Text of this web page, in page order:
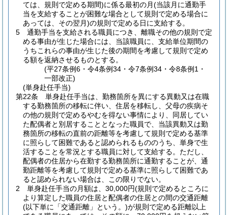
ては、規則で定める期間)に係る最初の月(当該月に通勤手
当を支給することが困難な場合として規則で定める場合に
あっては、その翌月)の規則で定める日に支給する。
5
通勤手当を支給される職員につき、離職その他の規則で定
める事由が生じた場合には、当該職員に、支給単位期間の
うちこれらの事由が生じた後の期間を考慮して規則で定め
る額を返納させるものとする。
(平27条例6・令4条例34・令7条例34・令8条例1・
一部改正)
(単身赴任手当)
第22条
単身赴任手当は、勤務箇所を異にする異動又は在職
する勤務箇所の移転に伴い、住居を移転し、父母の疾病そ
の他の規則で定めるやむを得ない事情により、同居してい
た配偶者と別居することとなった職員で、当該異動又は勤
務箇所の移転の直前の距離等を考慮して規則で定める基準
に照らして困難であると認められるもののうち、単身で生
活することを常況とする職員に対して支給する。 ただし、
配偶者の住居から在勤する勤務箇所に通勤することが、通
勤距離等を考慮して規則で定める基準に照らして困難であ
ると認められない場合は、この限りでない。
2
単身赴任手当の月額は、30,000円(規則で定めるところに
より算定した職員の住居と配偶者の住居との間の交通距離
(以下単に「交通距離」という。)が規則で定める距離以上